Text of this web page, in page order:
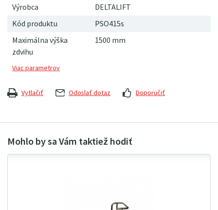
Výrobca
DELTALIFT
Kód produktu
PSO415s
Maximálna výška
zdvihu
1500 mm
Vytlačiť Odoslať dotaz Doporučiť